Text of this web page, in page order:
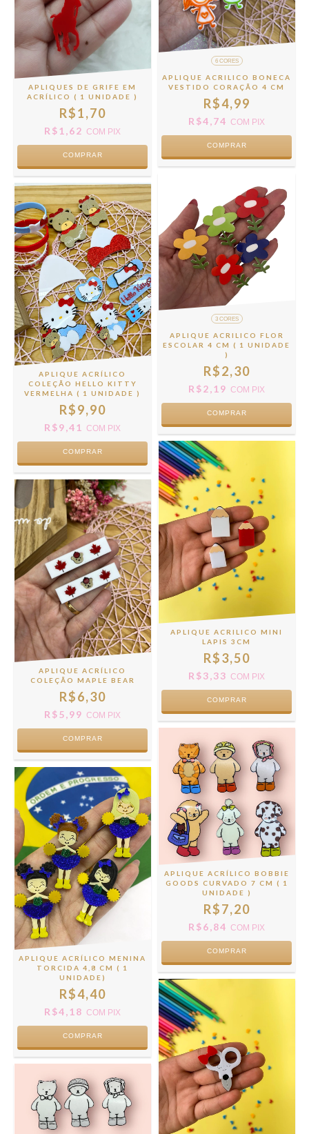
APLIQUES DE GRIFE EM
ACRÍLICO ( 1 UNIDADE )
R$1,70
R$1,62 COM PIX
COMPRAR
6 CORES
APLIQUE ACRILICO BONECA
VESTIDO CORAÇÃO 4 CM
R$4,99
R$4,74 COM PIX
COMPRAR
APLIQUE ACRÍLICO
COLEÇÃO HELLO KITTY
VERMELHA ( 1 UNIDADE )
R$9,90
R$9,41 COM PIX
COMPRAR
3 CORES
APLIQUE ACRILICO FLOR
ESCOLAR 4 CM ( 1 UNIDADE
)
R$2,30
R$2,19 COM PIX
COMPRAR
APLIQUE ACRÍLICO
COLEÇÃO MAPLE BEAR
R$6,30
R$5,99 COM PIX
COMPRAR
APLIQUE ACRILICO MINI
LAPIS 3CM
R$3,50
R$3,33 COM PIX
COMPRAR
APLIQUE ACRÍLICO MENINA
TORCIDA 4,8 CM ( 1
UNIDADE)
R$4,40
R$4,18 COM PIX
COMPRAR
APLIQUE ACRÍLICO BOBBIE
GOODS CURVADO 7 CM ( 1
UNIDADE )
R$7,20
R$6,84 COM PIX
COMPRAR